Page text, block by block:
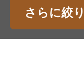
さらに絞